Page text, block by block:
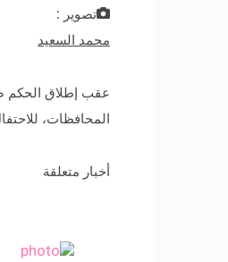
تصوير :
محمد السعيد
المحافظات،
أخبار متعلقة